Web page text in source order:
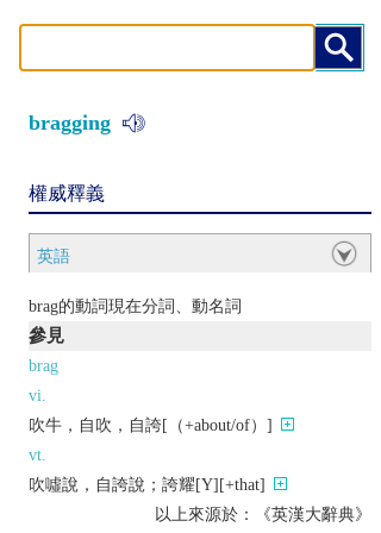
bragging
權威釋義
英語
brag的動詞現在分詞、動名詞
參見
brag
vi.
吹牛，自吹，自誇[（+about/of）]
vt.
吹噓說，自誇說；誇耀[Y][+that]
以上來源於：《英漢大辭典》